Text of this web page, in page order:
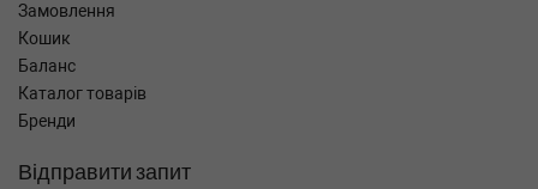
Замовлення
Кошик
Баланс
Каталог товарів
Бренди
Відправити запит